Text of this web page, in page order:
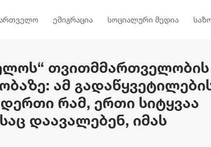
ემიგრაცია სოციალური მედია
თვითმმართველობის
ამ
რამ, ერთი სიტყვაა
დაავალებენ, იმას